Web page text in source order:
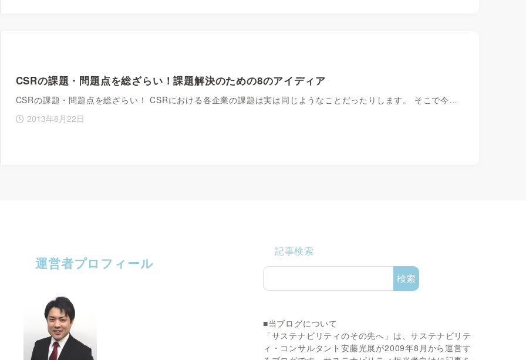
CSRの課題・問題点を総ざらい！課題解決のための8のアイディア
CSRの課題・問題点を総ざらい！ CSRにおける各企業の課題は実は同じようなことだったりします。 そこで今…
2013年6月22日
運営者プロフィール
記事検索
検索
■当ブログについて
「サステナビリティのその先へ」は、サステナビリテ
ィ・コンサルタント安藤光展が2009年8月から運営す